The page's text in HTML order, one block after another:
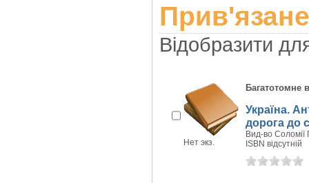
Відобразити
Нет экз.
Багатотомне
Україна.
дорога до
Вид-во Соломії
ISBN відсутній